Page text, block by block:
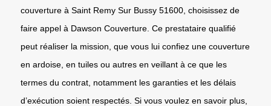
couverture à Saint Remy Sur Bussy 51600, choisissez de
faire appel à Dawson Couverture. Ce prestataire qualifié
peut réaliser la mission, que vous lui confiez une couverture
en ardoise, en tuiles ou autres en veillant à ce que les
termes du contrat, notamment les garanties et les délais
d’exécution soient respectés. Si vous voulez en savoir plus,